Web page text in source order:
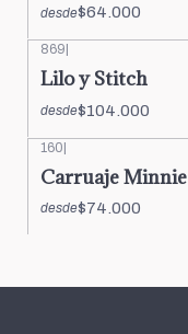
desde$64.000
869
Lilo y Stitch
desde$104.000
160|
Carruaje Minnie
desde$74.000